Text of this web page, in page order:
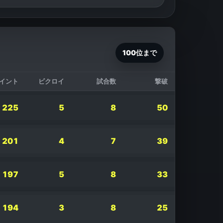
100位まで
ント ビクロイ 試合数 撃破
225 5 8 50
201 4 7 39
197 5 8 33
194 3 8 25